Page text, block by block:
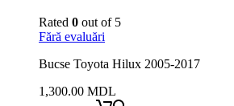
Rated 0 out of 5
Fără evaluări
Bucse Toyota Hilux 2005-2017
1,300.00 MDL